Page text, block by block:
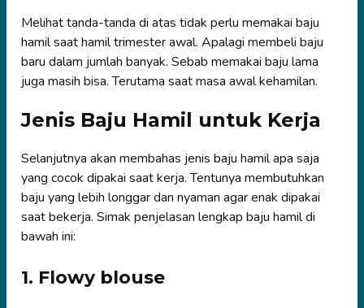
Melihat tanda-tanda di atas tidak perlu memakai baju
hamil saat hamil trimester awal. Apalagi membeli baju
baru dalam jumlah banyak. Sebab memakai baju lama
juga masih bisa. Terutama saat masa awal kehamilan.
Jenis Baju Hamil untuk Kerja
Selanjutnya akan membahas jenis baju hamil apa saja
yang cocok dipakai saat kerja. Tentunya membutuhkan
baju yang lebih longgar dan nyaman agar enak dipakai
saat bekerja. Simak penjelasan lengkap baju hamil di
bawah ini:
1. Flowy blouse